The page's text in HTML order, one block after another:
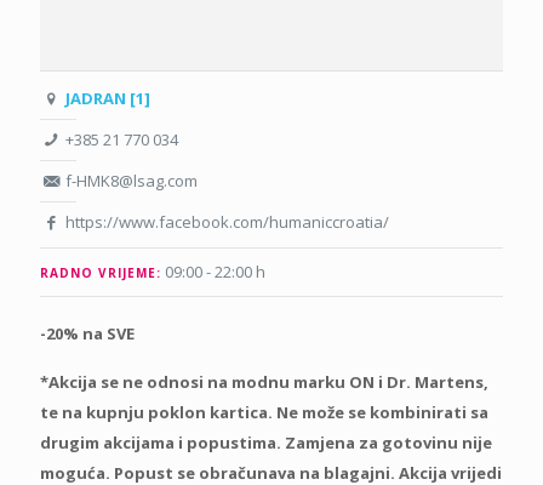
JADRAN [1]
+385 21 770 034
f-HMK8@lsag.com
https://www.facebook.com/humaniccroatia/
RADNO VRIJEME: 09:00 - 22:00 h
-20% na SVE
*Akcija se ne odnosi na modnu marku ON i Dr. Martens,
te na kupnju poklon kartica. Ne može se kombinirati sa
drugim akcijama i popustima. Zamjena za gotovinu nije
moguća. Popust se obračunava na blagajni. Akcija vrijedi